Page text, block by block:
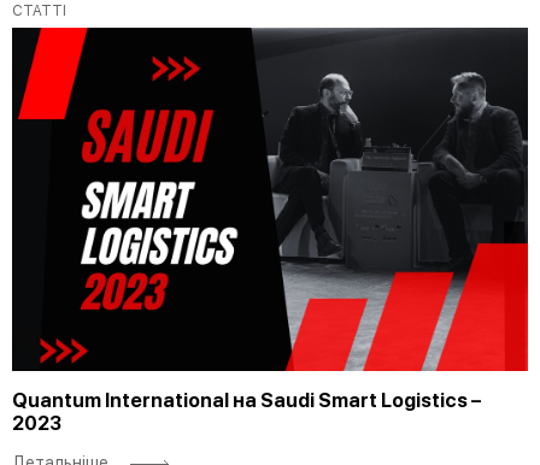
СТАТТІ
Quantum International на Saudi Smart Logistics –
2023